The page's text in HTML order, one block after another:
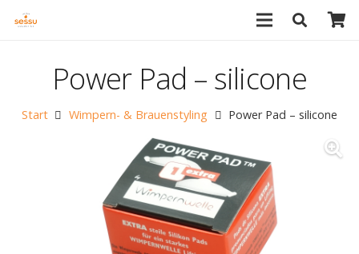
Power Pad – silicone
Start Wimpern- & Brauenstyling Power Pad – silicone